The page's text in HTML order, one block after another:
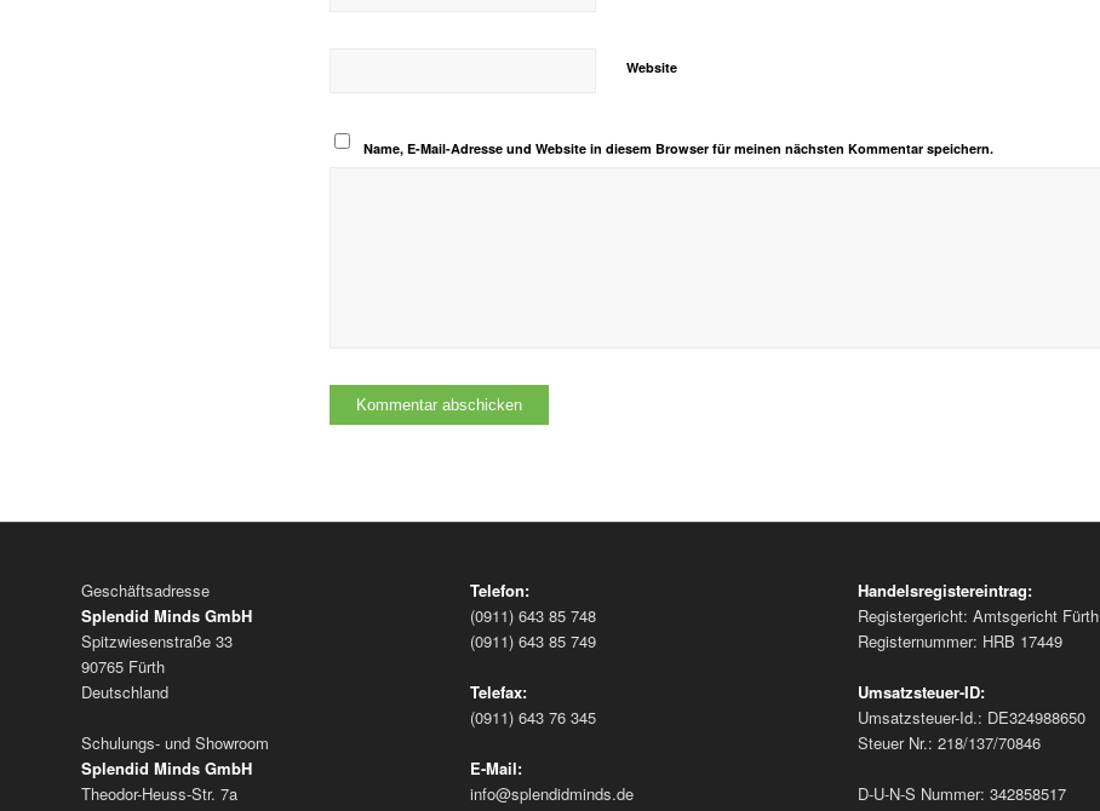
Website
Name, E-Mail-Adresse und Website in diesem Browser für meinen nächsten Kommentar speichern.
Geschäftsadresse
Splendid Minds GmbH
Spitzwiesenstraße 33
90765 Fürth
Deutschland
Schulungs- und Showroom
Splendid Minds GmbH
Theodor-Heuss-Str. 7a
Telefon:
(0911) 643 85 748
(0911) 643 85 749
Telefax:
(0911) 643 76 345
E-Mail:
info@splendidminds.de
Handelsregistereintrag:
Registergericht: Amtsgericht Fürth
Registernummer: HRB 17449
Umsatzsteuer-ID:
Umsatzsteuer-Id.: DE324988650
Steuer Nr.: 218/137/70846
D-U-N-S Nummer: 342858517